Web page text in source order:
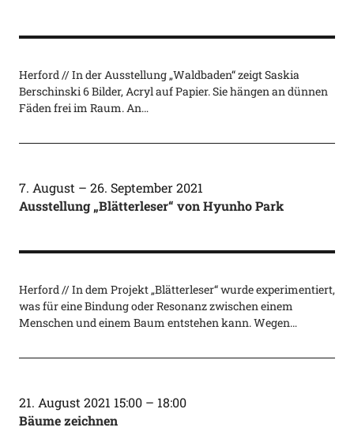
Herford // In der Ausstellung „Waldbaden“ zeigt Saskia
Berschinski 6 Bilder, Acryl auf Papier. Sie hängen an dünnen
Fäden frei im Raum. An…
7. August – 26. September 2021
Ausstellung „Blätterleser“ von Hyunho Park
Herford // In dem Projekt „Blätterleser“ wurde experimentiert,
was für eine Bindung oder Resonanz zwischen einem
Menschen und einem Baum entstehen kann. Wegen…
21. August 2021 15:00– 18:00
Bäume zeichnen